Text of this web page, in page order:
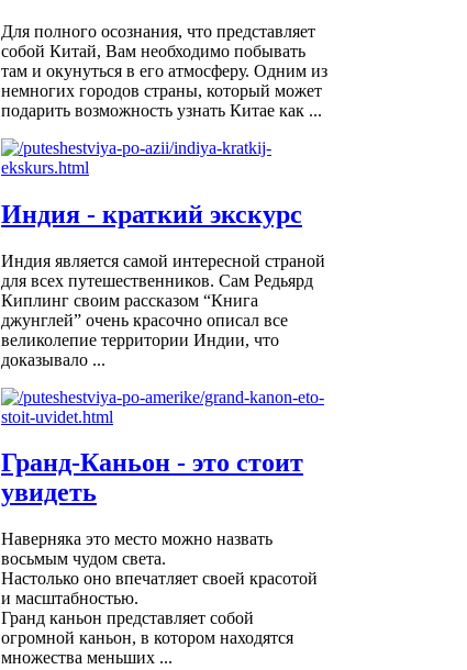
Для полного осознания, что представляет
собой Китай, Вам необходимо побывать
там и окунуться в его атмосферу. Одним из
немногих городов страны, который может
подарить возможность узнать Китае как ...
Индия - краткий экскурс
Индия является самой интересной страной
для всех путешественников. Сам Редьярд
Киплинг своим рассказом “Книга
джунглей” очень красочно описал все
великолепие территории Индии, что
доказывало ...
Гранд-Каньон - это стоит
увидеть
Наверняка это место можно назвать
восьмым чудом света.
Настолько оно впечатляет своей красотой
и масштабностью.
Гранд каньон представляет собой
огромной каньон, в котором находятся
множества меньших ...